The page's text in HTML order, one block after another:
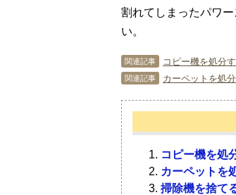
割れてしまったパワ
い。
関連記事 コピー機を処分
関連記事 カーペットを処
コピー機を処
カーペットを
掃除機を捨て